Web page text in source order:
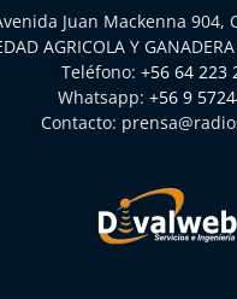
Juan Mackenna 904,
AGRICOLA Y
Teléfono: +56 64 223
Whatsapp: +56 9
Contacto: